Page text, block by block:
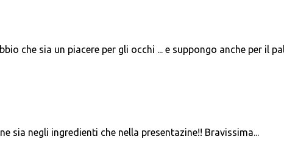
che sia un piacere per gli occhi ... e suppongo anche per il
sia negli ingredienti che nella presentazine!! Bravissima...